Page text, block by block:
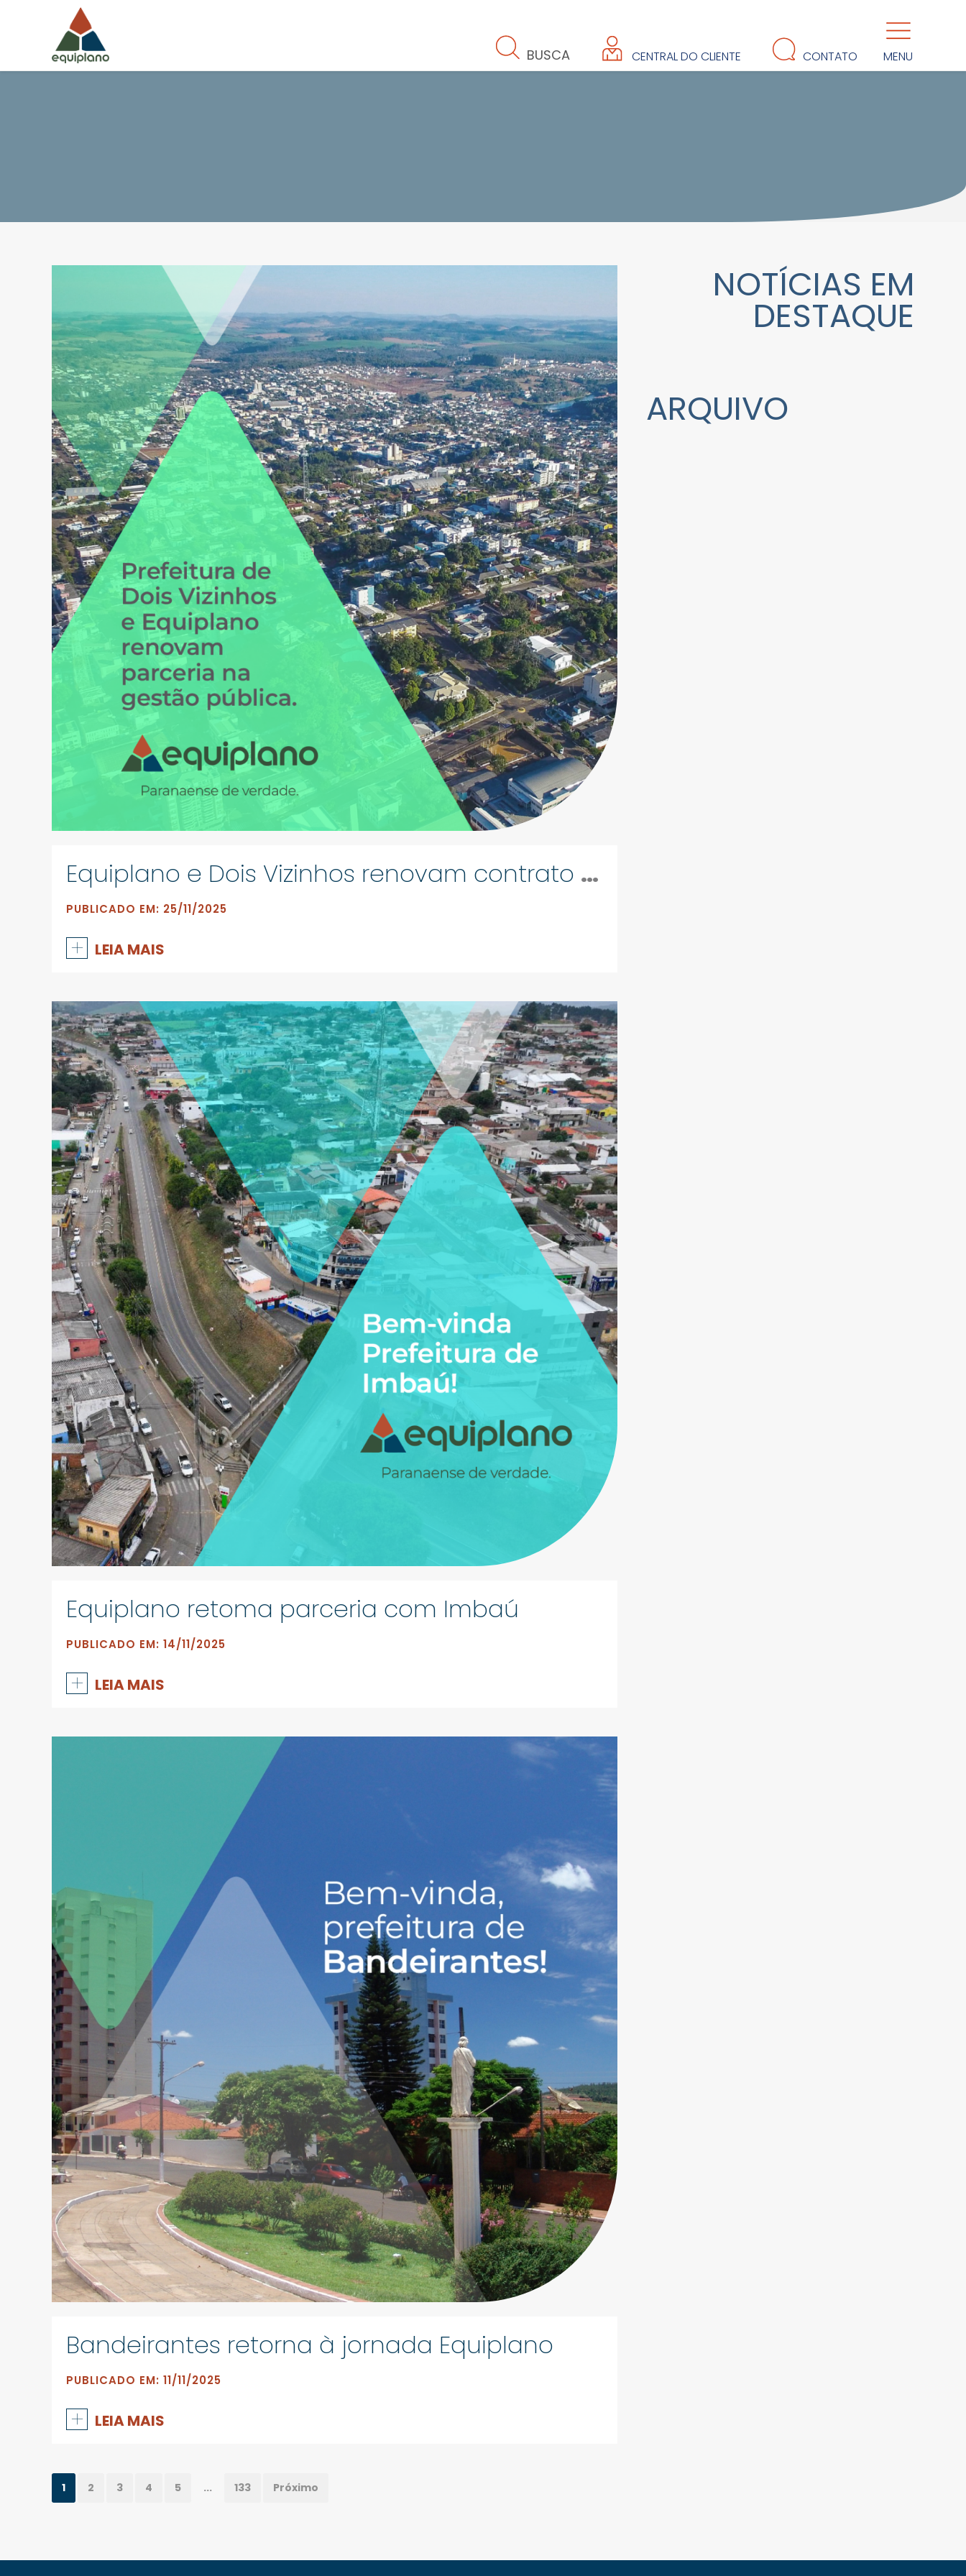
BUSCA CENTRAL DO CLIENTE CONTATO MENU
Equiplano e Dois Vizinhos renovam contrato e ampliam parceria
PUBLICADO EM: 25/11/2025
+ LEIA MAIS
Equiplano retoma parceria com Imbaú
PUBLICADO EM: 14/11/2025
+ LEIA MAIS
Bandeirantes retorna à jornada Equiplano
PUBLICADO EM: 11/11/2025
+ LEIA MAIS
1 2 3 4 5 ... 133 Próximo
NOTÍCIAS EM
DESTAQUE
ARQUIVO